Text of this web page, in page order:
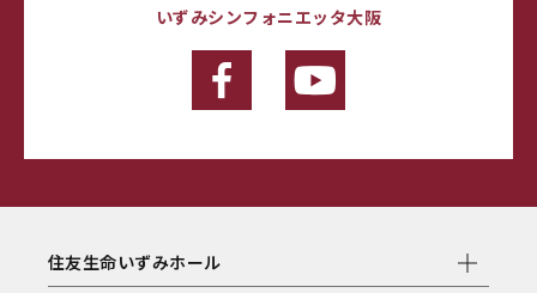
いずみシンフォニエッタ大阪
住友生命いずみホール